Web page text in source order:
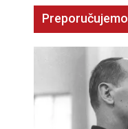
Preporučujemo